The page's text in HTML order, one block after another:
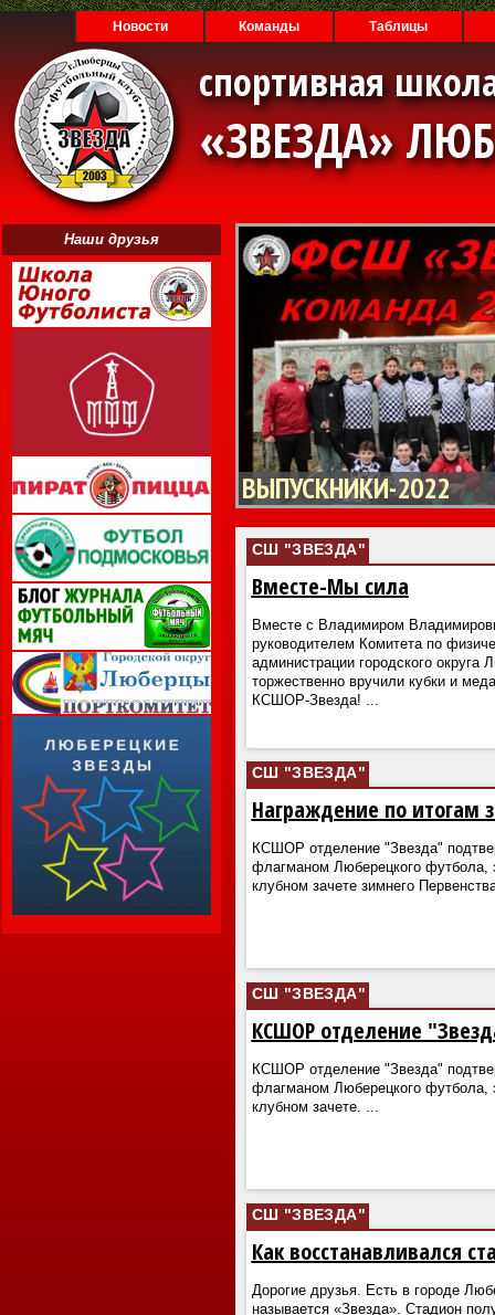
Новости Команды Таблицы
спортивная
«ЗВЕЗДА»
Наши друзья
ВЫПУСКНИКИ-2022
СШ "ЗВЕЗДА"
Вместе-Мы сила
Вместе с Владимиром
руководителем Комитета по
администрации городского округа
торжественно вручили кубки и
КСШОР-Звезда!
СШ "ЗВЕЗДА"
Награждение по итогам
КСШОР отделение "Звезда"
флагманом Люберецкого футбола,
клубном зачете зимнего
СШ "ЗВЕЗДА"
КСШОР отделение
КСШОР отделение "Звезда"
флагманом Люберецкого футбола,
клубном зачете.
СШ "ЗВЕЗДА"
Как восстанавливался
Дорогие друзья. Есть в городе
называется «Звезда». Стадион